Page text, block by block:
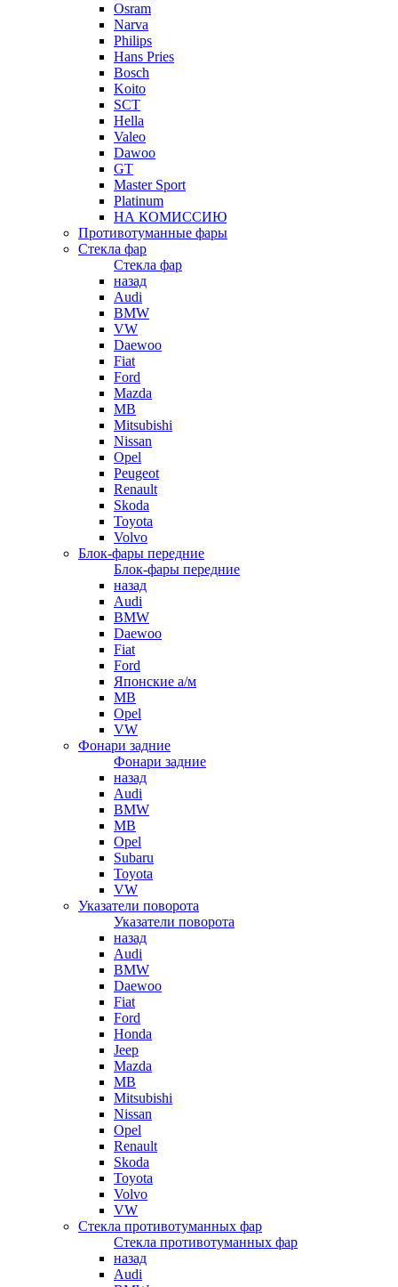
Osram
Narva
Philips
Hans Pries
Bosch
Koito
SCT
Hella
Valeo
Dawoo
GT
Master Sport
Platinum
НА КОМИССИЮ
Противотуманные фары
Стекла фар
Стекла фар
назад
Audi
BMW
VW
Daewoo
Fiat
Ford
Mazda
MB
Mitsubishi
Nissan
Opel
Peugeot
Renault
Skoda
Toyota
Volvo
Блок-фары передние
Блок-фары передние
назад
Audi
BMW
Daewoo
Fiat
Ford
Японские а/м
MB
Opel
VW
Фонари задние
Фонари задние
назад
Audi
BMW
MB
Opel
Subaru
Toyota
VW
Указатели поворота
Указатели поворота
назад
Audi
BMW
Daewoo
Fiat
Ford
Honda
Jeep
Mazda
MB
Mitsubishi
Nissan
Opel
Renault
Skoda
Toyota
Volvo
VW
Стекла противотуманных фар
Стекла противотуманных фар
назад
Audi